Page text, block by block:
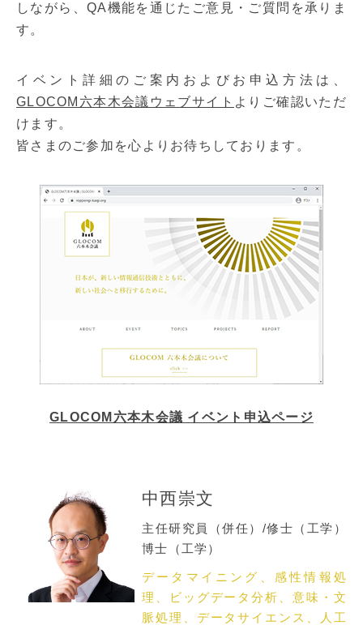
しながら、QA機能を通じたご意見・ご質問を承りま
す。
イベント詳細のご案内およびお申込方法は、
GLOCOM六本木会議ウェブサイト よりご確認いただ
けます。
皆さまのご参加を心よりお待ちしております。
GLOCOM六本木会議 イベント申込ページ
中西崇文
主任研究員（併任）/修士（工学）
博士（工学）
データマイニング、感性情報処
理、ビッグデータ分析、意味・文
脈処理、データサイエンス、人工